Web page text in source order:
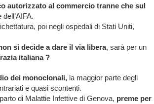
autorizzato al commercio tranne che sul
poi negli ospedali di Stati Uniti,
si decide a dare il via libera, sarà per un
italiana ?
dei monoclonali, la maggior parte degli
e quasi scontenti.
di Malattie Infettive di Genova, preme per